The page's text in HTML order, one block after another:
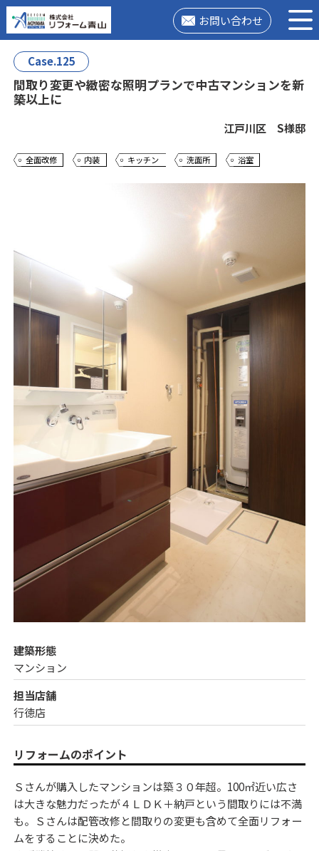
お問い合わせ
Case.125
間取り変更や緻密な照明プランで中古マンションを新
築以上に
江戸川区 S様邸
全面改修 内装 キッチン 洗面所 浴室
建築形態
マンション
担当店舗
行徳店
リフォームのポイント
Ｓさんが購入したマンションは築３０年超。100㎡近い広さ
は大きな魅力だったが４ＬＤＫ＋納戸という間取りには不満
も。Ｓさんは配管改修と間取りの変更も含めて全面リフォー
ムをすることに決めた。